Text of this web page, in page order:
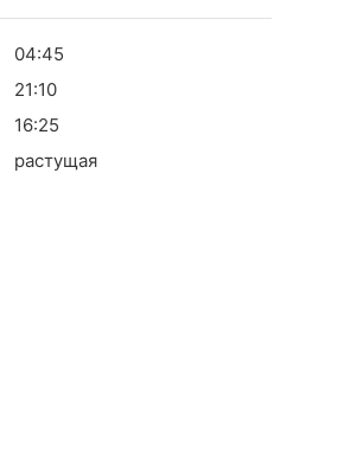
04:45
21:10
16:25
растущая